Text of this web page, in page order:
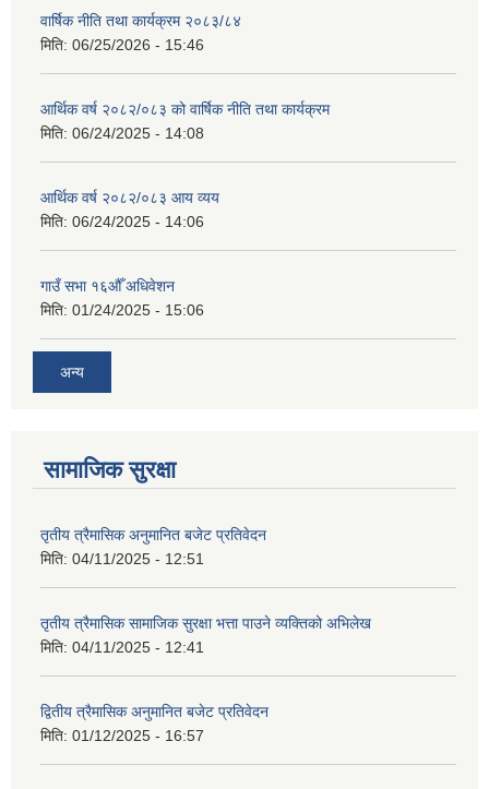
वार्षिक नीति तथा कार्यक्रम २०८३/८४
मिति: 06/25/2026 - 15:46
आर्थिक वर्ष २०८२/०८३ को वार्षिक नीति तथा कार्यक्रम
मिति: 06/24/2025 - 14:08
आर्थिक वर्ष २०८२/०८३ आय व्यय
मिति: 06/24/2025 - 14:06
गाउँ सभा १६औँ अधिवेशन
मिति: 01/24/2025 - 15:06
अन्य
सामाजिक सुरक्षा
तृतीय त्रैमासिक अनुमानित बजेट प्रतिवेदन
मिति: 04/11/2025 - 12:51
तृतीय त्रैमासिक सामाजिक सुरक्षा भत्ता पाउने व्यक्तिको अभिलेख
मिति: 04/11/2025 - 12:41
द्वितीय त्रैमासिक अनुमानित बजेट प्रतिवेदन
मिति: 01/12/2025 - 16:57